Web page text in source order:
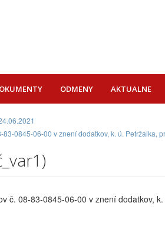
ODMENY AKTUALNE
0845-06-00 v znení dodatkov, k. ú. Petržalka,
č. 08-83-0845-06-00 v znení dodatkov,